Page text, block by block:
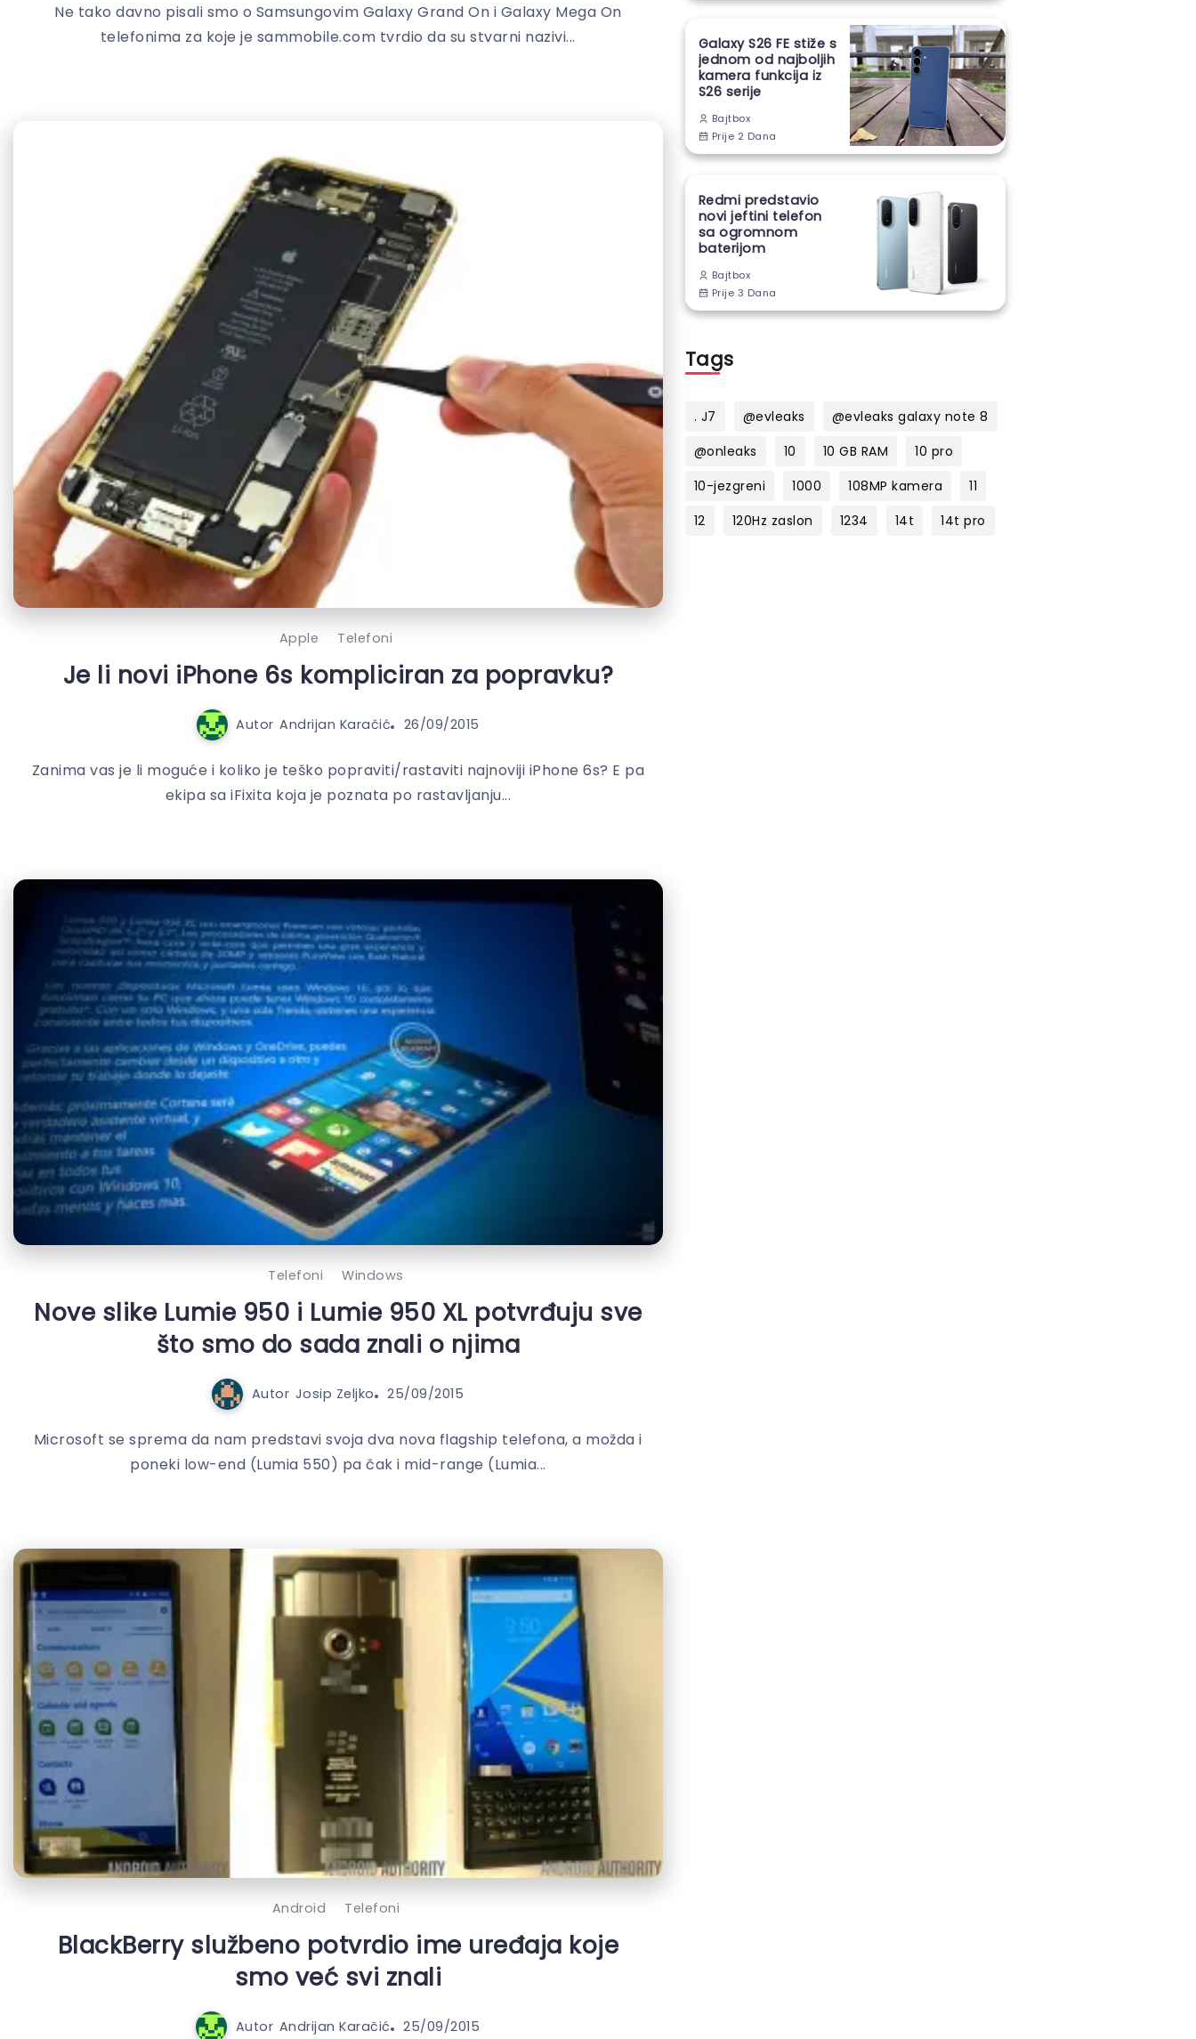
Ne tako davno pisali smo o Samsungovim Galaxy Grand On i Galaxy Mega On
telefonima za koje je sammobile.com tvrdio da su stvarni nazivi...
Apple Telefoni
Je li novi iPhone 6s kompliciran za popravku?
Autor Andrijan Karačić 26/09/2015
Zanima vas je li moguće i koliko je teško popraviti/rastaviti najnoviji iPhone 6s? E pa
ekipa sa iFixita koja je poznata po rastavljanju...
Telefoni Windows
Nove slike Lumie 950 i Lumie 950 XL potvrđuju sve
što smo do sada znali o njima
Autor Josip Zeljko 25/09/2015
Microsoft se sprema da nam predstavi svoja dva nova flagship telefona, a možda i
poneki low-end (Lumia 550) pa čak i mid-range (Lumia...
Android Telefoni
BlackBerry službeno potvrdio ime uređaja koje
smo već svi znali
Autor Andrijan Karačić 25/09/2015
Galaxy S26 FE stiže s
jednom od najboljih
kamera funkcija iz
S26 serije
Bajtbox
Prije 2 Dana
Redmi predstavio
novi jeftini telefon
sa ogromnom
baterijom
Bajtbox
Prije 3 Dana
Tags
. J7 @evleaks
@evleaks galaxy note 8
@onleaks
10 10 GB RAM
10 pro
10-jezgreni
1000 108MP kamera
11
12
120Hz zaslon 1234 14t 14t pro